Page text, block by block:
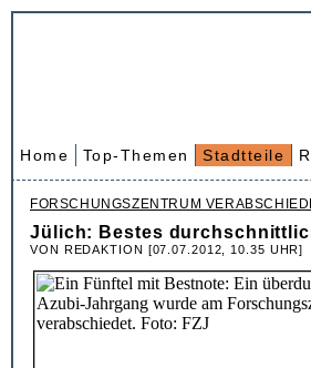
Home Top-Themen Stadtteile
FORSCHUNGSZENTRUM
Jülich: Bestes
VON REDAKTION [07.07.2012, 10.35 UHR]